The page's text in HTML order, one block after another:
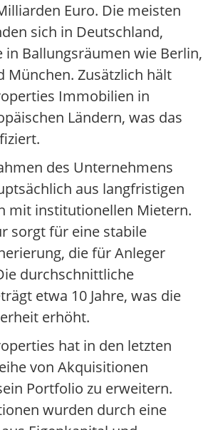
Euro. Die meisten
sich in Deutschland,
in Ballungsräumen wie Berlin,
München. Zusätzlich hält
Immobilien in
Ländern, was das
des Unternehmens
aus langfristigen
mit institutionellen Mietern.
sorgt für eine stabile
die für Anleger
durchschnittliche
etwa 10 Jahre, was die
erhöht.
hat in den letzten
von Akquisitionen
Portfolio zu erweitern.
wurden durch eine